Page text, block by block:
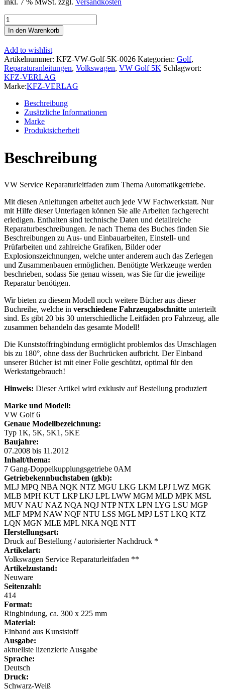
inkl. 7 % MwSt. zzgl. Versandkosten
VW
Golf
6
1K/5K
(08-
12)
7
Gang
Automatikgetriebe
Reparaturanleitung
Menge
In den Warenkorb
Add to wishlist
Artikelnummer: KFZ-VW-Golf-5K-0026 Kategorien: Golf,
Reparaturanleitungen, Volkswagen, VW Golf 5K Schlagwort:
KFZ-VERLAG
Marke:KFZ-VERLAG
Beschreibung
Zusätzliche Informationen
Marke
Produktsicherheit
Beschreibung
VW Service Reparaturleitfaden zum Thema Automatikgetriebe.
Mit diesen Anleitungen arbeitet auch jede VW Fachwerkstatt. Nur
mit Hilfe dieser Unterlagen können Sie alle Arbeiten fachgerecht
erledigen. Enthalten sind technische Daten und detailreiche
Reparaturbeschreibungen. Je nach Thema des Buches finden Sie
Beschreibungen zu Aus- und Einbauarbeiten, Einstell- und
Prüfarbeiten und zahlreiche Grafiken, Bilder oder
Explosionszeichnungen, welche unter anderem auch das Zerlegen
und Zusammenbauen ermöglichen. Benötigte Werkzeuge werden
beschrieben, sodass Sie genau wissen, was Sie für die jeweilige
Reparatur benötigen.
Wir bieten zu diesem Modell noch weitere Bücher aus dieser
Buchreihe, welche in verschiedene Fahrzeugabschnitte unterteilt
sind. Es gibt 20 bis 30 unterschiedliche Leitfäden pro Fahrzeug, alle
zusammen behandeln das gesamte Modell!
Die Kunststoffringbindung ermöglicht problemlos das Umschlagen
bis zu 180°, ohne dass der Buchrücken aufbricht. Der Einband
unserer Bücher ist mit einer Folie geschützt, optimal für den
Werkstattgebrauch!
Hinweis: Dieser Artikel wird exklusiv auf Bestellung produziert
Marke und Modell:
VW Golf 6
Genaue Modellbezeichnung:
Typ 1K, 5K, 5K1, 5KE
Baujahre:
07.2008 bis 11.2012
Inhalt/thema:
7 Gang-Doppelkupplungsgetriebe 0AM
Getriebekennbuchstaben (gkb):
MLJ MPQ NBA NQK NTZ MGU LKG LKM LPJ LWZ MGK
MLB MPH KUT LKP LKJ LPL LWW MGM MLD MPK MSL
MUV NAU NAZ NQA NQJ NTP NTX LPN LYG LSU MGP
MLF MPM NAW NQF NTU LSS MGL MPJ LST LKQ KTZ
LQN MGN MLE MPL NKA NQE NTT
Herstellungsart:
Druck auf Bestellung / autorisierter Nachdruck *
Artikelart:
Volkswagen Service Reparaturleitfaden **
Artikelzustand:
Neuware
Seitenzahl:
414
Format:
Ringbindung, ca. 300 x 225 mm
Material:
Einband aus Kunststoff
Ausgabe:
aktuellste lizenzierte Ausgabe
Sprache:
Deutsch
Druck:
Schwarz-Weiß